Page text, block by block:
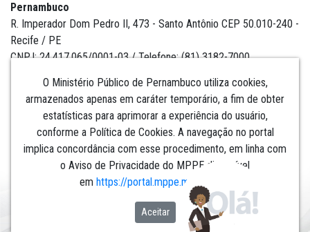
O Ministério Público de Pernambuco utiliza cookies,
armazenados apenas em caráter temporário, a fim de obter
estatísticas para aprimorar a experiência do usuário,
conforme a Política de Cookies. A navegação no portal
implica concordância com esse procedimento, em linha com
o Aviso de Privacidade do MPPE disponível
em https://portal.mppe.mp.br/lgpd
Aceitar
Pernambuco
R. Imperador Dom Pedro II, 473 - Santo Antônio CEP 50.010-240 -
Recife / PE
CNPJ: 24.417.065/0001-03 / Telefone: (81) 3182-7000
Institucional
Comunicação
Nó: liferay-7d6bffd766-7q56g:8080: